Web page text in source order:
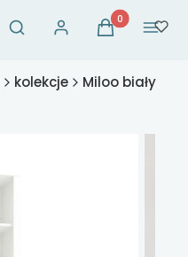
Otwórz wyszukiwarkę
Szukaj Zaloguj sięProdukty w
Koszyk Menu
kolekcje Miloo biały